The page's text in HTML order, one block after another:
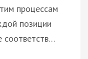
процессам
позиции
соответств…